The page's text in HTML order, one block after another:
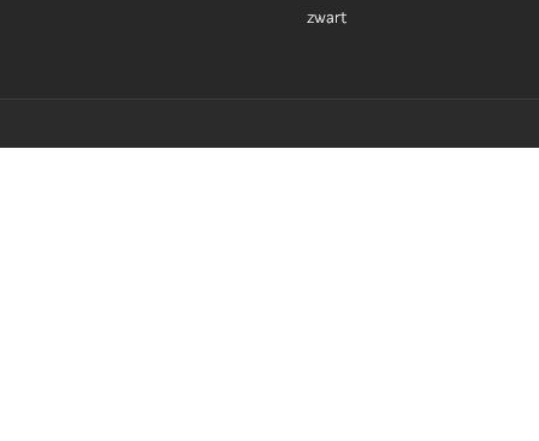
zwart